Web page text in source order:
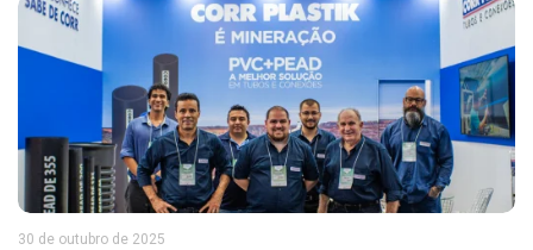
30 de outubro de 2025